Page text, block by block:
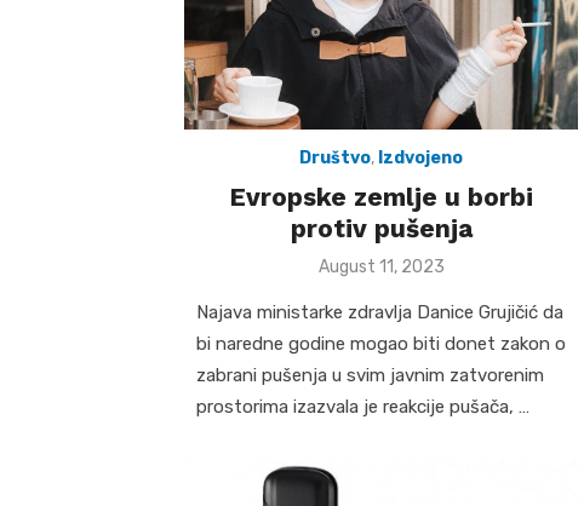
Društvo, Izdvojeno
Evropske zemlje u borbi
protiv pušenja
Posted
August 11, 2023
Najava ministarke zdravlja Danice Grujičić da
bi naredne godine mogao biti donet zakon o
zabrani pušenja u svim javnim zatvorenim
prostorima izazvala je reakcije pušača, …